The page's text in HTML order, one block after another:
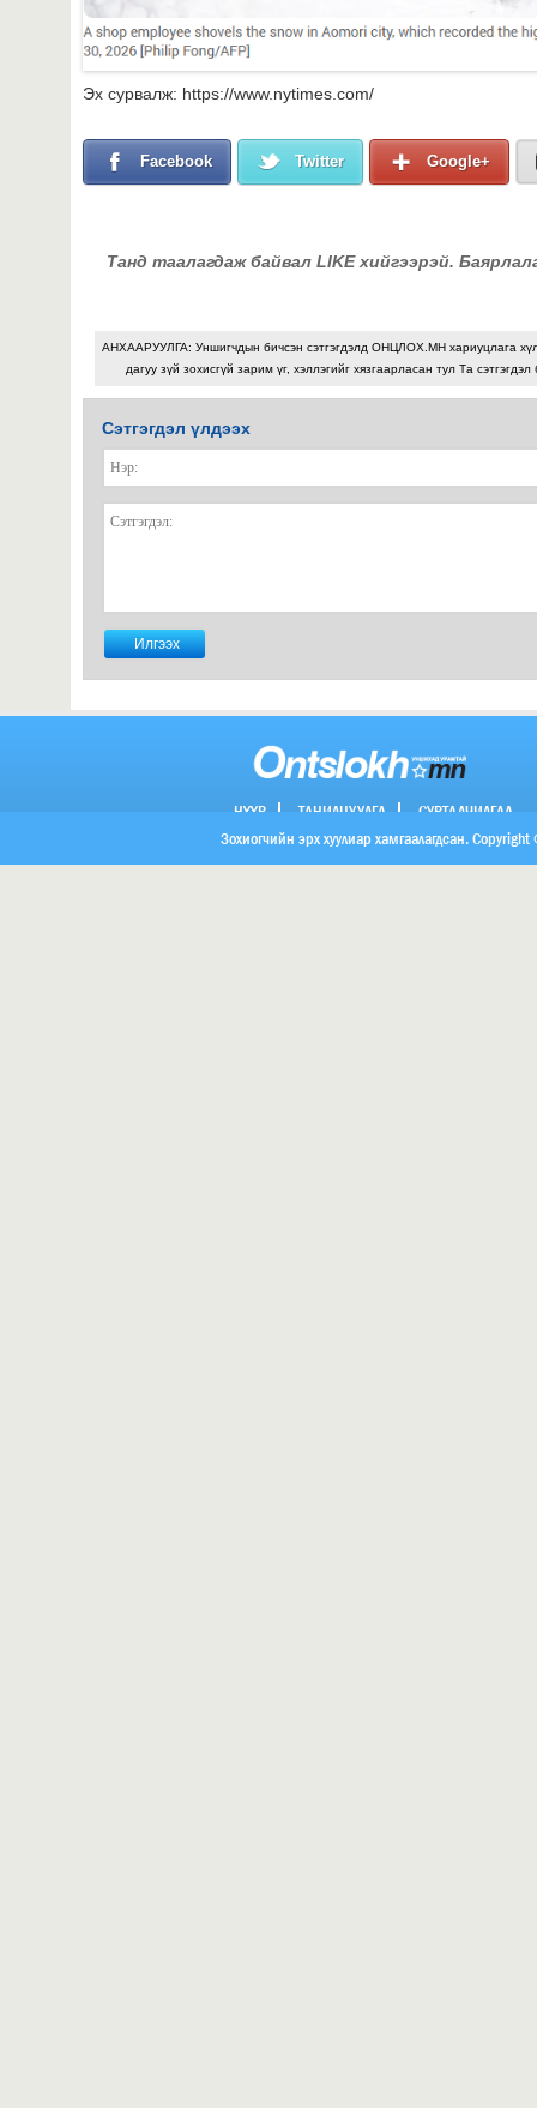
Эх сурвалж: https://www.nytimes.com/
Facebook Twitter Google+
Танд таалагдаж байвал LIKE хийгээрэй.
АНХААРУУЛГА: Уншигчдын бичсэн сэтгэгдэлд ОНЦЛОХ.МН хариуцлага
дагуу зүй зохисгүй зарим үг, хэллэгийг хязгаарласан тул Та
Сэтгэгдэл үлдээх
НҮҮР ТАНИЛЦУУЛГА СУРТАЛЧИЛГАА
ХОЛБОО БАРИХ
Зохиогчийн эрх хуулиар хамгаалагдсан.